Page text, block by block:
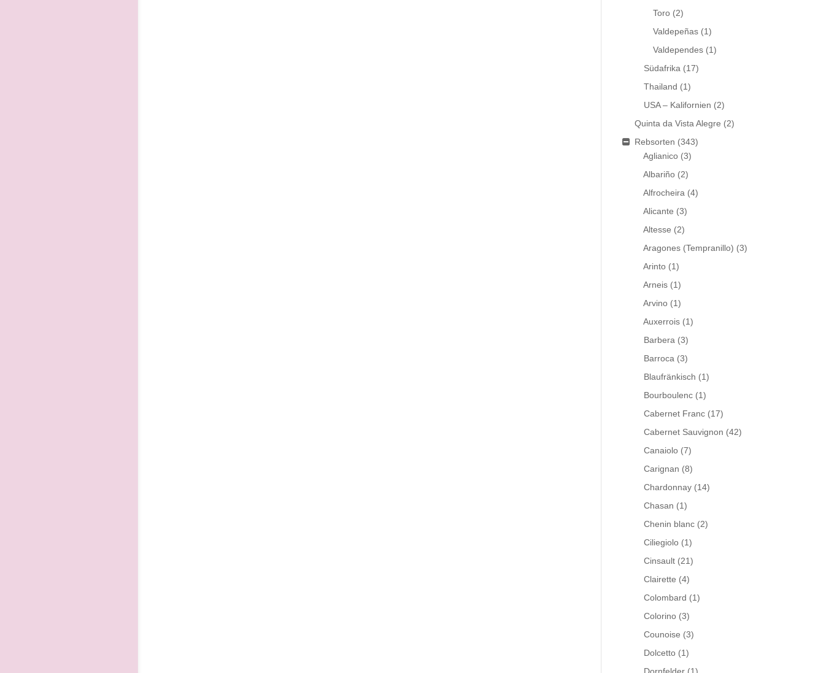
Toro (2)
Valdepeñas (1)
Valdependes (1)
Südafrika (17)
Thailand (1)
USA – Kalifornien (2)
Quinta da Vista Alegre (2)
Rebsorten (343)
Aglianico (3)
Albariño (2)
Alfrocheira (4)
Alicante (3)
Altesse (2)
Aragones (Tempranillo) (3)
Arinto (1)
Arneis (1)
Arvino (1)
Auxerrois (1)
Barbera (3)
Barroca (3)
Blaufränkisch (1)
Bourboulenc (1)
Cabernet Franc (17)
Cabernet Sauvignon (42)
Canaiolo (7)
Carignan (8)
Chardonnay (14)
Chasan (1)
Chenin blanc (2)
Ciliegiolo (1)
Cinsault (21)
Clairette (4)
Colombard (1)
Colorino (3)
Counoise (3)
Dolcetto (1)